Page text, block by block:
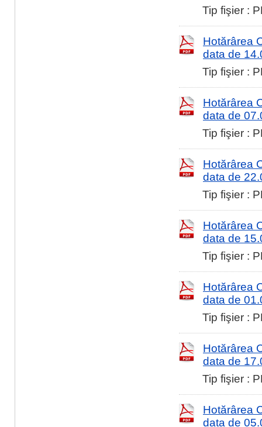
Tip fişier :
Hotărârea
data de
Tip fişier :
Hotărârea
data de
Tip fişier :
Hotărârea
data de
Tip fişier :
Hotărârea
data de
Tip fişier :
Hotărârea
data de
Tip fişier :
Hotărârea
data de
Tip fişier :
Hotărârea
data de